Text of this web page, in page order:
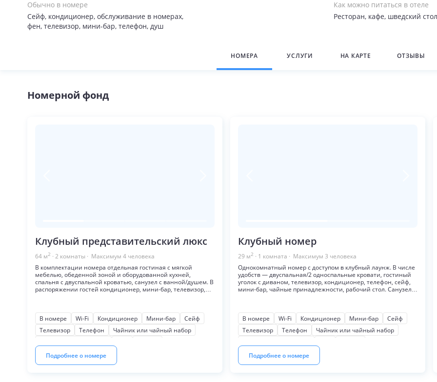
Обычно в номере
Сейф, кондиционер, обслуживание в номерах,
фен, телевизор, мини-бар, телефон, душ
Как можно питаться в отеле
Ресторан, кафе, шведский стол
НОМЕРА УСЛУГИ НА КАРТЕ ОТЗЫВЫ
Номерной фонд
Клубный представительский люкс
64 м2 · 2 комнаты · Максимум 4 человека
В комплектации номера отдельная гостиная с мягкой
мебелью, обеденной зоной и оборудованной кухней,
спальня с двуспальной кроватью, санузел с ванной/душем. В
распоряжении гостей кондиционер, мини-бар, телевизор,
лаунж.
В номере
Wi-Fi Кондиционер Мини-бар
Сейф
Телевизор
Телефон
Чайник или чайный набор
Для некурящих
Кухня
Письменный стол
Шкаф или гардероб
Подробнее о номере
Клубный номер
29 м2 · 1 комната · Максимум 3 человека
Однокомнатный номер с доступом в клубный лаунж. В числе
удобств — двуспальная/2 односпальные кровати, гостиный
уголок с диваном, телевизор, кондиционер, телефон, сейф,
мини-бар, чайные принадлежности, рабочий стол. Санузел с
В номере
Wi-Fi Кондиционер Мини-бар
Сейф
Телевизор
Телефон
Чайник или чайный набор
Для некурящих
Мягкая мебель
Шкаф или гардероб
На город
Подробнее о номере